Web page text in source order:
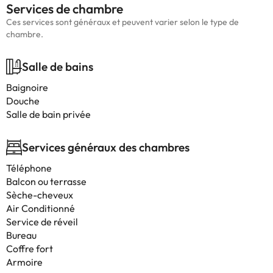
Services de chambre
Ces services sont généraux et peuvent varier selon le type de
chambre.
Salle de bains
Baignoire
Douche
Salle de bain privée
Services généraux des chambres
Téléphone
Balcon ou terrasse
Sèche-cheveux
Air Conditionné
Service de réveil
Bureau
Coffre fort
Armoire